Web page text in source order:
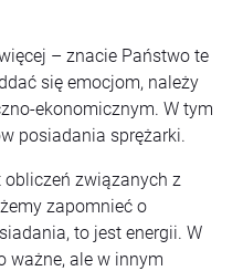
– znacie Państwo te
się emocjom, należy
ekonomicznym. W tym
posiadania sprężarki.
związanych z
zapomnieć o
to jest energii. W
ważne, ale w innym